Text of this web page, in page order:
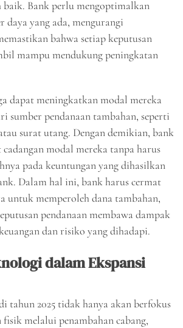
baik. Bank perlu mengoptimalkan
daya yang ada, mengurangi
bahwa setiap keputusan
mampu mendukung peningkatan
dapat meningkatkan modal mereka
sumber pendanaan tambahan, seperti
surat utang. Dengan demikian, bank
modal mereka tanpa harus
pada keuntungan yang dihasilkan
Dalam hal ini, bank harus cermat
untuk memperoleh dana tambahan,
pendanaan membawa dampak
dan risiko yang dihadapi.
dalam Ekspansi
tahun 2025 tidak hanya akan berfokus
melalui penambahan cabang,